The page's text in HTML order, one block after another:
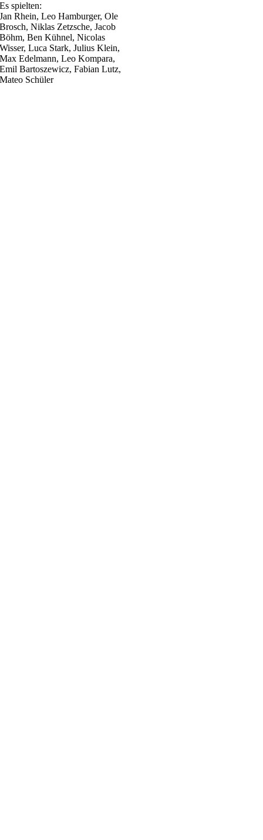
Es spielten:
Jan Rhein, Leo Hamburger, Ole
Brosch, Niklas Zetzsche, Jacob
Böhm, Ben Kühnel, Nicolas
Wisser, Luca Stark, Julius Klein,
Max Edelmann, Leo Kompara,
Emil Bartoszewicz, Fabian Lutz,
Mateo Schüler